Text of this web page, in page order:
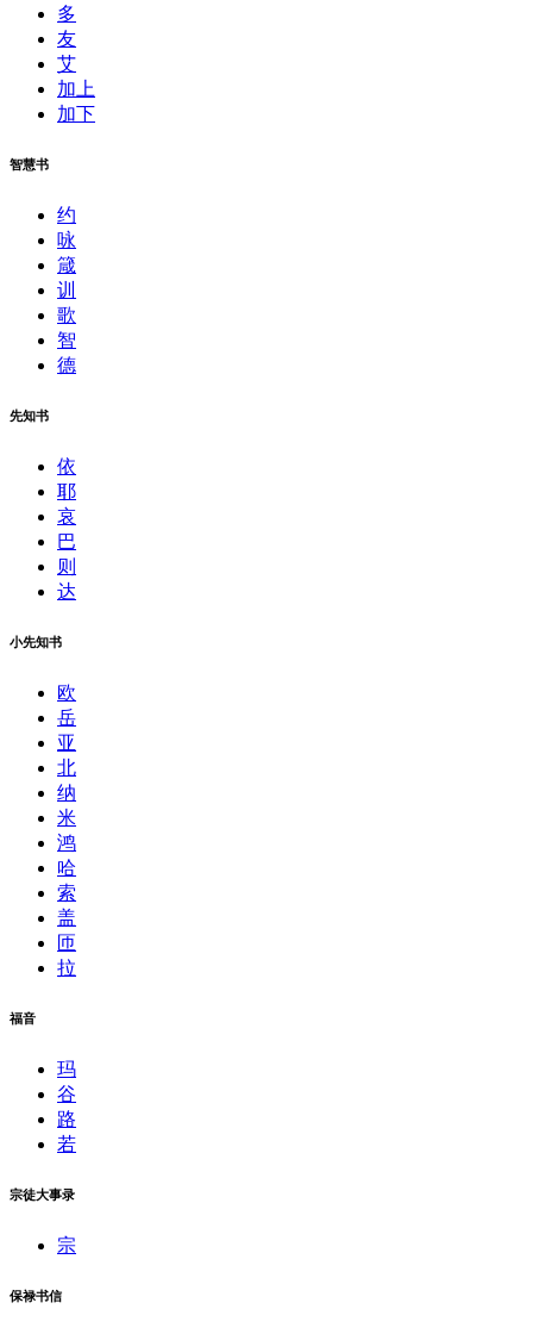
多
友
艾
加上
加下
智慧书
约
咏
箴
训
歌
智
德
先知书
依
耶
哀
巴
则
达
小先知书
欧
岳
亚
北
纳
米
鸿
哈
索
盖
匝
拉
福音
玛
谷
路
若
宗徒大事录
宗
保禄书信